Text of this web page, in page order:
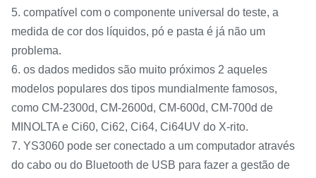
5. compatível com o componente universal do teste, a
medida de cor dos líquidos, pó e pasta é já não um
problema.
6. os dados medidos são muito próximos 2 aqueles
modelos populares dos tipos mundialmente famosos,
como CM-2300d, CM-2600d, CM-600d, CM-700d de
MINOLTA e Ci60, Ci62, Ci64, Ci64UV do X-rito.
7. YS3060 pode ser conectado a um computador através
do cabo ou do Bluetooth de USB para fazer a gestão de